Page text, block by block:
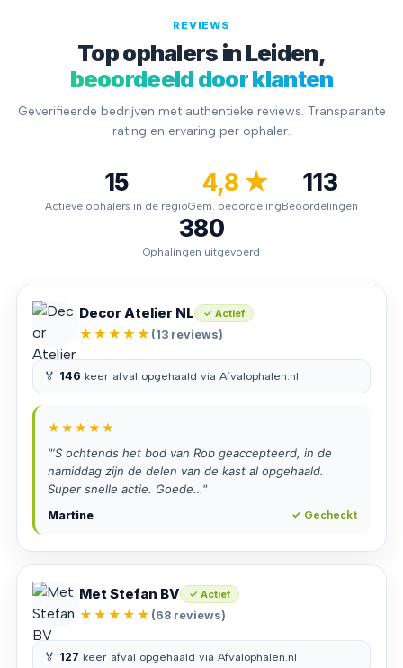
REVIEWS
Top ophalers in Leiden,
beoordeeld door klanten
Geverifieerde bedrijven met authentieke reviews. Transparante
rating en ervaring per ophaler.
15
Actieve ophalers in de regio
4,8 ★
Gem. beoordeling
113
Beoordelingen
380
Ophalingen uitgevoerd
Decor Atelier NL ✓ Actief
★★★★★ (13 reviews)
🏅 146 keer afval opgehaald via Afvalophalen.nl
★★★★★
"‘S ochtends het bod van Rob geaccepteerd, in de
namiddag zijn de delen van de kast al opgehaald.
Super snelle actie. Goede…"
Martine ✓ Gecheckt
Met Stefan BV ✓ Actief
★★★★★ (68 reviews)
🏅 127 keer afval opgehaald via Afvalophalen.nl